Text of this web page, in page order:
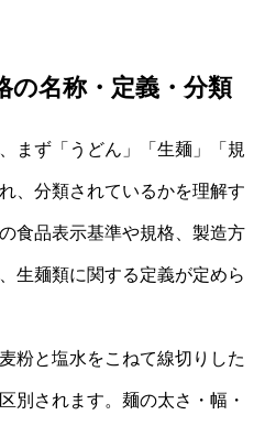
の名称・定義・分類
まず「うどん」「生麺」「規
、分類されているかを理解す
食品表示基準や規格、製造方
生麺類に関する定義が定めら
粉と塩水をこねて線切りした
別されます。麺の太さ・幅・